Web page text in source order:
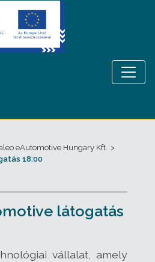
eAutomotive Hungary Kft. >
18:00
látogatás
vállalat, amely